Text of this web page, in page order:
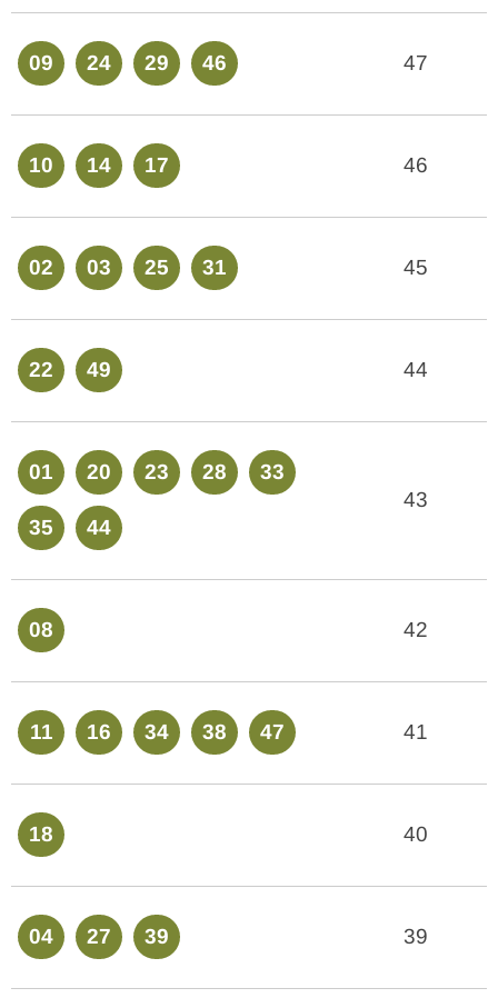
09 24 29 46 47
10 14 17 46
02 03 25 31 45
22 49 44
01 20 23 28 33
35 44
43
08 42
11 16 34 38 47 41
18 40
04 27 39 39